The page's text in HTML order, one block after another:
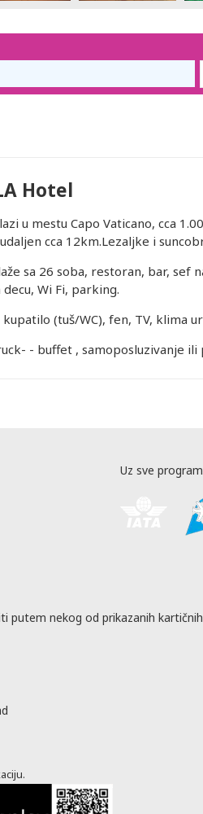
Hotel
u mestu Capo Vaticano, cca
cca 12km.Lezaljke i
sa 26 soba, restoran, bar, sef
Wi Fi, parking.
kupatilo (tuš/WC), fen, TV, klima
- buffet , samoposluzivanje
Uz sve
putem nekog od prikazanih